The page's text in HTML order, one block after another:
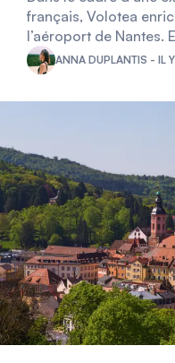
français, Volotea
l’aéroport de Nantes.
ANNA DUPLANTIS - IL